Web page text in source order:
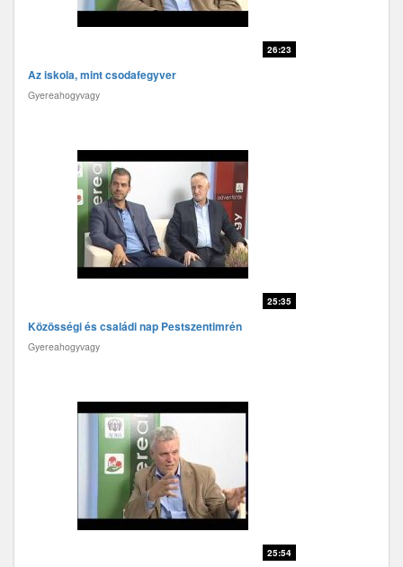
26:23
Az iskola, mint csodafegyver
Gyereahogyvagy
25:35
Közösségi és családi nap Pestszentimrén
Gyereahogyvagy
25:54